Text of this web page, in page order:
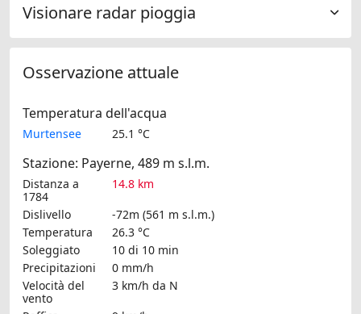
Visionare radar pioggia
Osservazione attuale
Temperatura dell'acqua
Murtensee 25.1 °C
Stazione: Payerne, 489 m s.l.m.
Distanza a
1784
14.8 km
Dislivello
-72m (561 m s.l.m.)
Temperatura
26.3 °C
Soleggiato
10 di 10 min
Precipitazioni
0 mm/h
Velocità del
vento
3 km/h da N